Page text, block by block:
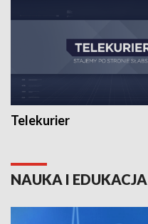
Telekurier
NAUKA I EDUKACJA